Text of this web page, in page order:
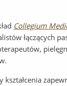
Collegium
łączących